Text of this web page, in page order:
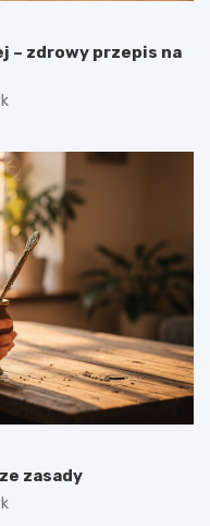
– zdrowy przepis na
zasady